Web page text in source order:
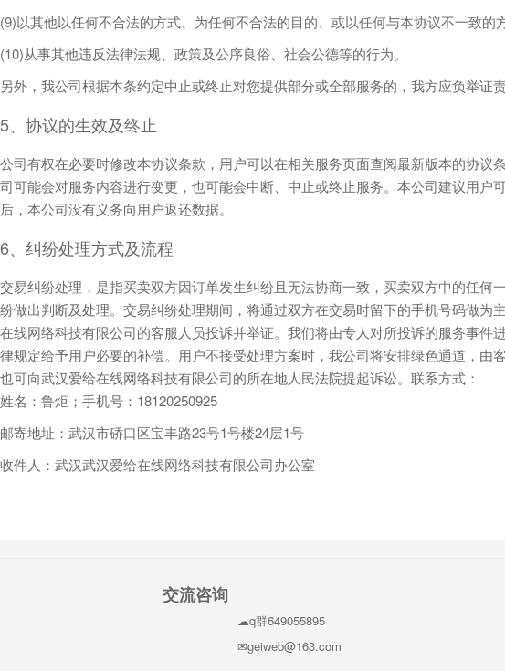
(9)以其他以任何不合法的方式、为任何不合法的目的、或以任何与本协议不一致的
(10)从事其他违反法律法规、政策及公序良俗、社会公德等的行为。
另外，我公司根据本条约定中止或终止对您提供部分或全部服务的，我方应负举证责
5、协议的生效及终止
公司有权在必要时修改本协议条款，用户可以在相关服务页面查阅最新版本的协
司可能会对服务内容进行变更，也可能会中断、中止或终止服务。本公司建议用
后，本公司没有义务向用户返还数据。
6、纠纷处理方式及流程
交易纠纷处理，是指买卖双方因订单发生纠纷且无法协商一致，买卖双方中的任
纷做出判断及处理。交易纠纷处理期间，将通过双方在交易时留下的手机号码做
在线网络科技有限公司的客服人员投诉并举证。我们将由专人对所投诉的服务事
律规定给予用户必要的补偿。用户不接受处理方案时，我公司将安排绿色通道，
也可向武汉爱给在线网络科技有限公司的所在地人民法院提起诉讼。联系方式：
姓名：鲁炬；手机号：18120250925
邮寄地址：武汉市硚口区宝丰路23号1号楼24层1号
收件人：武汉武汉爱给在线网络科技有限公司办公室
交流咨询
q群649055895
geiweb@163.com